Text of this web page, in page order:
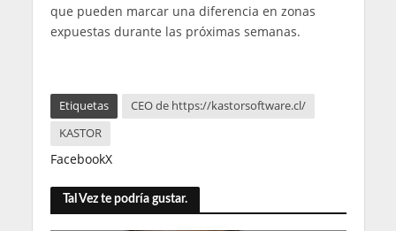
que pueden marcar una diferencia en zonas
expuestas durante las próximas semanas.
Etiquetas
CEO de https://kastorsoftware.cl/
KASTOR
FacebookX
Tal Vez te podría gustar.